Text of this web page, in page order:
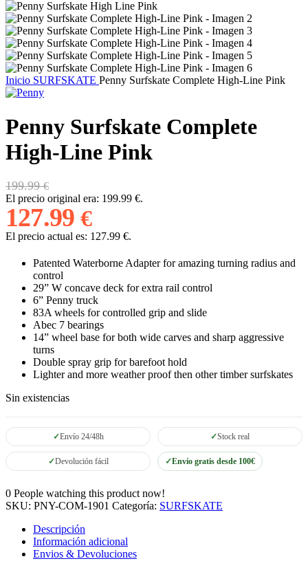
Inicio SURFSKATE Penny Surfskate Complete High-Line Pink
Penny Surfskate Complete
High-Line Pink
199.99€
El precio original era: 199.99 €.
127.99€
El precio actual es: 127.99 €.
Patented Waterborne Adapter for amazing turning radius and
control
29” W concave deck for extra rail control
6” Penny truck
83A wheels for controlled grip and slide
Abec 7 bearings
14” wheel base for both wide carves and sharp aggressive
turns
Double spray grip for barefoot hold
Lighter and more weather proof then other timber surfskates
Sin existencias
Envío 24/48h Stock real
Devolución fácil Envío gratis desde 100€
0 People watching this product now!
SKU: PNY-COM-1901 Categoría: SURFSKATE
Descripción
Información adicional
Envios & Devoluciones